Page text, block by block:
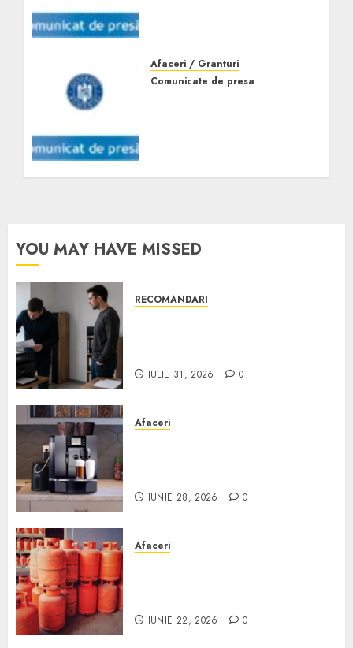
APRILIE 2, 2024
Afaceri / Granturi
Comunicate de presa
MARTIE 18, 2024 0
YOU MAY HAVE MISSED
RECOMANDARI
IULIE 31, 2026 0
Afaceri
IUNIE 28, 2026 0
Afaceri
IUNIE 22, 2026 0